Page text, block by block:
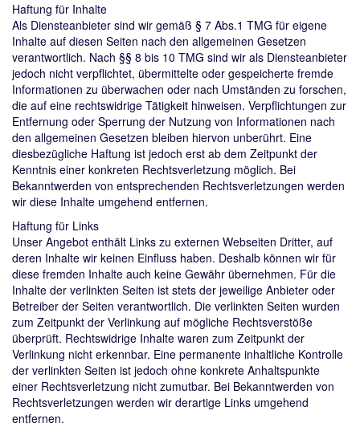
Haftung für Inhalte
Als Diensteanbieter sind wir gemäß § 7 Abs.1 TMG für eigene
Inhalte auf diesen Seiten nach den allgemeinen Gesetzen
verantwortlich. Nach §§ 8 bis 10 TMG sind wir als Diensteanbieter
jedoch nicht verpflichtet, übermittelte oder gespeicherte fremde
Informationen zu überwachen oder nach Umständen zu forschen,
die auf eine rechtswidrige Tätigkeit hinweisen. Verpflichtungen zur
Entfernung oder Sperrung der Nutzung von Informationen nach
den allgemeinen Gesetzen bleiben hiervon unberührt. Eine
diesbezügliche Haftung ist jedoch erst ab dem Zeitpunkt der
Kenntnis einer konkreten Rechtsverletzung möglich. Bei
Bekanntwerden von entsprechenden Rechtsverletzungen werden
wir diese Inhalte umgehend entfernen.
Haftung für Links
Unser Angebot enthält Links zu externen Webseiten Dritter, auf
deren Inhalte wir keinen Einfluss haben. Deshalb können wir für
diese fremden Inhalte auch keine Gewähr übernehmen. Für die
Inhalte der verlinkten Seiten ist stets der jeweilige Anbieter oder
Betreiber der Seiten verantwortlich. Die verlinkten Seiten wurden
zum Zeitpunkt der Verlinkung auf mögliche Rechtsverstöße
überprüft. Rechtswidrige Inhalte waren zum Zeitpunkt der
Verlinkung nicht erkennbar. Eine permanente inhaltliche Kontrolle
der verlinkten Seiten ist jedoch ohne konkrete Anhaltspunkte
einer Rechtsverletzung nicht zumutbar. Bei Bekanntwerden von
Rechtsverletzungen werden wir derartige Links umgehend
entfernen.